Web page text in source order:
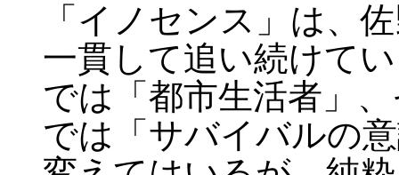
「イノセンス」は、
一貫して追い続けて
では「都市生活者」
では「サバイバルの